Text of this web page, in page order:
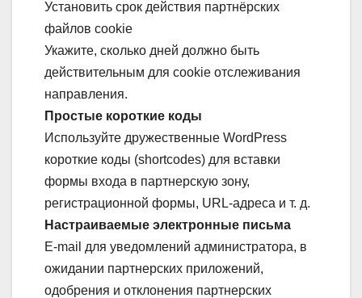
Установить срок действия партнёрских
файлов cookie
Укажите, сколько дней должно быть
действительным для cookie отслеживания
направления.
Простые короткие коды
Используйте дружественные WordPress
короткие коды (shortcodes) для вставки
формы входа в партнерскую зону,
регистрационной формы, URL-адреса и т. д.
Настраиваемые электронные письма
E-mail для уведомлений администратора, в
ожидании партнерских приложений,
одобрения и отклонения партнерских